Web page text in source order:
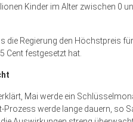
Kinder im Alter zwischen 0
die Regierung den Höchstpreis
Cent festgesetzt hat.
Mai werde ein
werde lange dauern, so